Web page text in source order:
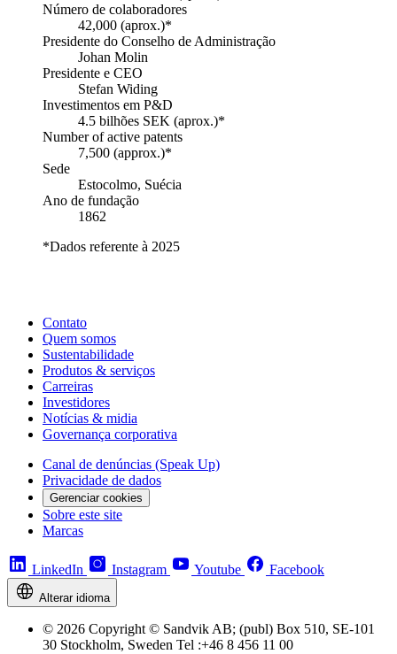
Número de colaboradores
42,000 (aprox.)*
Presidente do Conselho de Administração
Johan Molin
Presidente e CEO
Stefan Widing
Investimentos em P&D
4.5 bilhões SEK (aprox.)*
Number of active patents
7,500 (approx.)*
Sede
Estocolmo, Suécia
Ano de fundação
1862
*Dados referente à 2025
Contato
Quem somos
Sustentabilidade
Produtos & serviços
Carreiras
Investidores
Notícias & midia
Governança corporativa
Canal de denúncias (Speak Up)
Privacidade de dados
Gerenciar cookies
Sobre este site
Marcas
LinkedIn Instagram Youtube Facebook
Alterar idioma
© 2026 Copyright © Sandvik AB; (publ) Box 510, SE-101
30 Stockholm, Sweden Tel :+46 8 456 11 00